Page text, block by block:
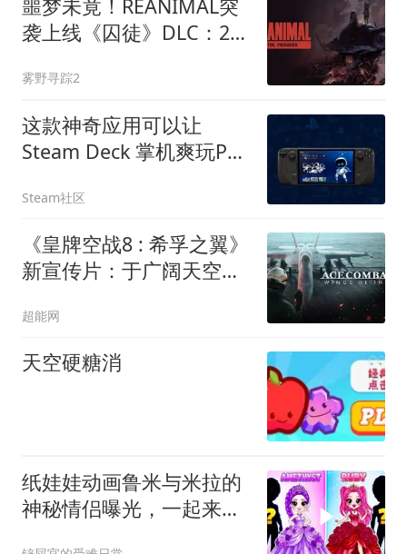
噩梦未竟！REANIMAL突
袭上线《囚徒》DLC：2名
雾野寻踪2
这款神奇应用可以让
Steam Deck 掌机爽玩PS5
Steam社区
《皇牌空战8 : 希孚之翼》
新宣传片：于广阔天空自
超能网
天空硬糖消
纸娃娃动画鲁米与米拉的
神秘情侣曝光，一起来变